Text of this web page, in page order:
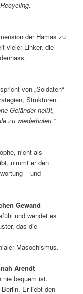
der Hamas zu
vieler Linker, die
von „Soldaten“
Strukturen.
Geländer heißt,
zu wiederholen.“
nicht als
nimmt er den
– und
Gewand
und wendet es
das die
Masochismus.
Arendt
nie bequem ist.
Er liebt den